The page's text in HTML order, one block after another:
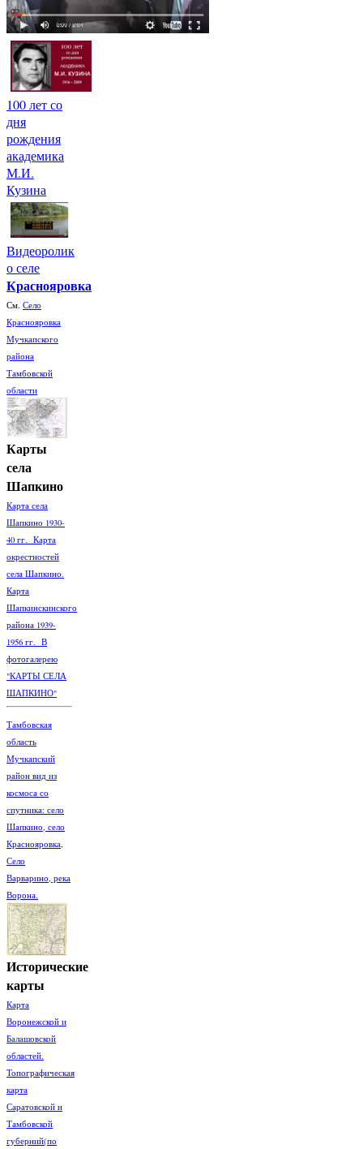
100 лет со
дня
рождения
академика
М.И.
Кузина
Видеоролик
о селе
Краснояровка
См. Село
Краснояровка
Мучкапского
района
Тамбовской
области
Карты
села
Шапкино
Карта села
Шапкино 1930-
40 гг. Карта
окрестностей
села Шапкино.
Карта
Шапкинскинского
района 1939-
1956 гг. В
фотогалерею
"КАРТЫ СЕЛА
ШАПКИНО"
Тамбовская
область
Мучкапский
район вид из
космоса со
спутника: село
Шапкино, село
Краснояровка,
Село
Варварино, река
Ворона.
Исторические
карты
Карта
Воронежской и
Балашовской
областей.
Топографическая
карта
Саратовской и
Тамбовской
губерний(по